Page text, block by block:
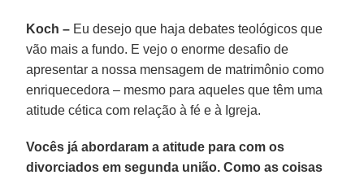
Koch – Eu desejo que haja debates teológicos que
vão mais a fundo. E vejo o enorme desafio de
apresentar a nossa mensagem de matrimônio como
enriquecedora – mesmo para aqueles que têm uma
atitude cética com relação à fé e à Igreja.
Vocês já abordaram a atitude para com os
divorciados em segunda união. Como as coisas